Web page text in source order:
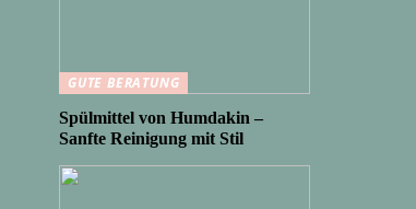
GUTE BERATUNG
Spülmittel von Humdakin –
Sanfte Reinigung mit Stil